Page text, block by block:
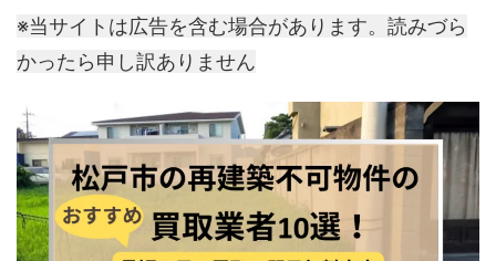
※当サイトは広告を含む場合があります。読みづら
かったら申し訳ありません